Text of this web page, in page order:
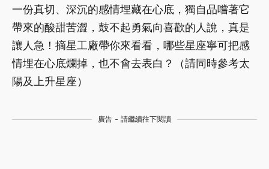
一份真切、深沉的感情埋藏在心底，獨自品嚐著它
帶來的酸甜苦澀，鼓不起勇氣向喜歡的人說，真是
讓人急！摘星工廠帶你來看看，哪些星座寧可把感
情埋在心底爛掉，也不會去表白？（請同時參考太
陽及上升星座）
廣告 - 請繼續往下閱讀